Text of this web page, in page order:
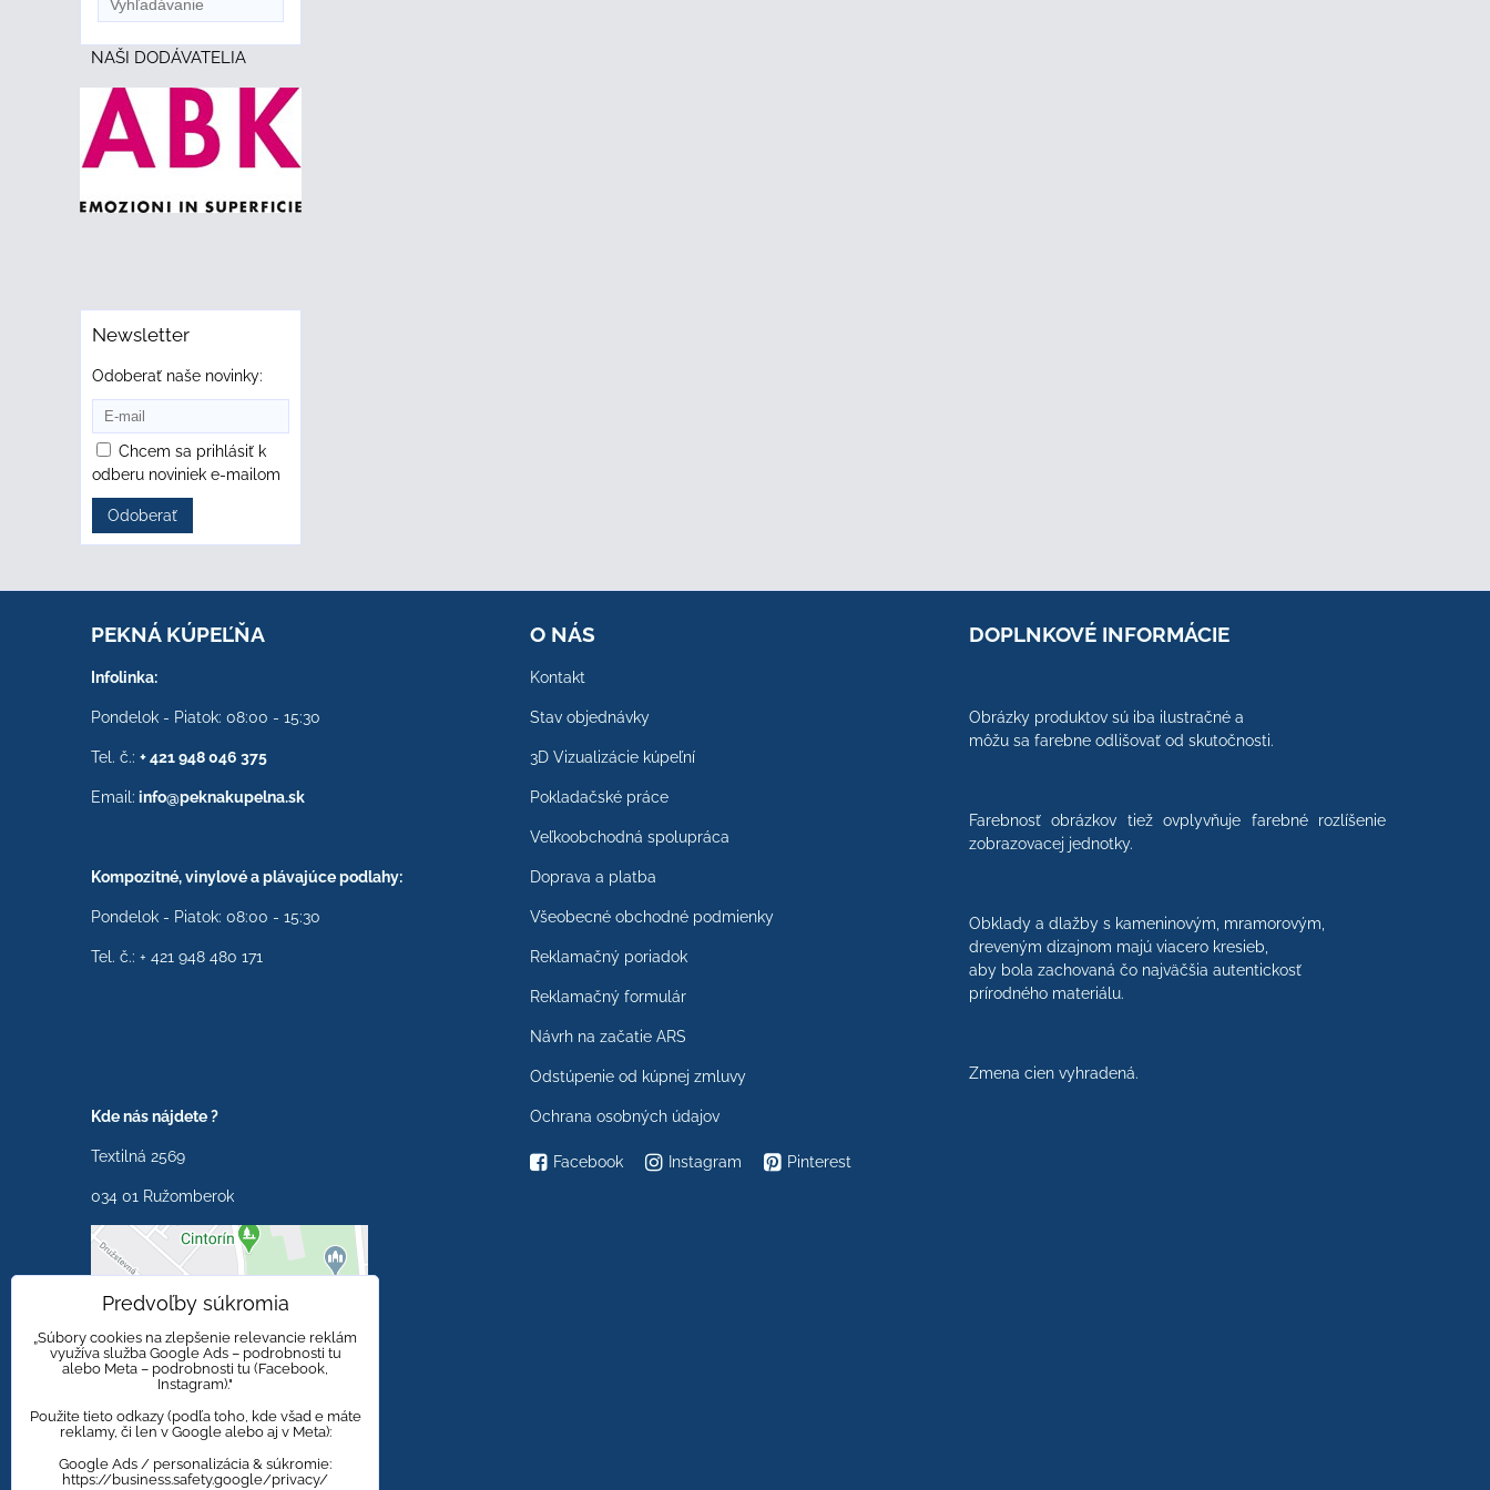
NAŠI DODÁVATELIA
Newsletter
Odoberať naše novinky:
Chcem sa prihlásiť k
odberu noviniek e-mailom
Odoberať
PEKNÁ KÚPEĽŇA
Infolinka:
Pondelok - Piatok: 08:00 - 15:30
Tel. č.: + 421 948 046 375
Email: info@peknakupelna.sk
Kompozitné, vinylové a plávajúce podlahy:
Pondelok - Piatok: 08:00 - 15:30
Tel. č.: + 421 948 480 171
Kde nás nájdete ?
Textilná 2569
034 01 Ružomberok
Externý obsah je
blokovaný Voľbami
súkromia
Prajete si načítať externý
O NÁS
Kontakt
Stav objednávky
3D Vizualizácie kúpeľní
Pokladačské práce
Veľkoobchodná spolupráca
Doprava a platba
Všeobecné obchodné podmienky
Reklamačný poriadok
Reklamačný formulár
Návrh na začatie ARS
Odstúpenie od kúpnej zmluvy
Ochrana osobných údajov
Facebook Instagram Pinterest
DOPLNKOVÉ INFORMÁCIE
Obrázky produktov sú iba ilustračné a
môžu sa farebne odlišovať od skutočnosti.
Farebnosť obrázkov tiež ovplyvňuje farebné rozlíšenie
zobrazovacej jednotky.
Obklady a dlažby s kameninovým, mramorovým,
dreveným dizajnom majú viacero kresieb,
aby bola zachovaná čo najväčšia autentickosť
prírodného materiálu.
Zmena cien vyhradená.
Predvoľby súkromia
„Súbory cookies na zlepšenie relevancie reklám
využíva služba Google Ads – podrobnosti tu
alebo Meta – podrobnosti tu (Facebook,
Instagram)."
Použite tieto odkazy (podľa toho, kde všad e máte
reklamy, či len v Google alebo aj v Meta):
Google Ads / personalizácia & súkromie:
https://business.safety.google/privacy/